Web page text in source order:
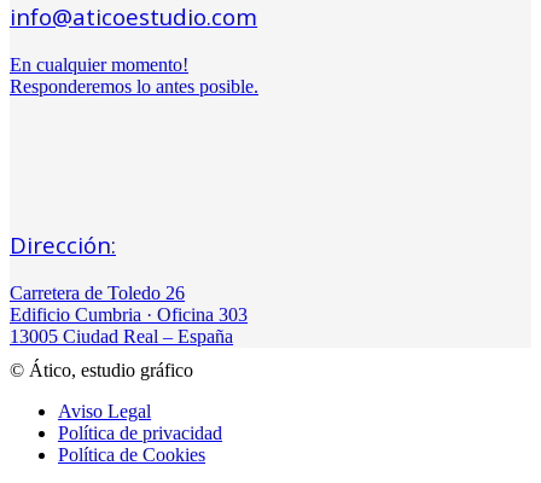
info@aticoestudio.com
En cualquier momento!
Responderemos lo antes posible.
Dirección:
Carretera de Toledo 26
Edificio Cumbria · Oficina 303
13005 Ciudad Real – España
© Ático, estudio gráfico
Aviso Legal
Política de privacidad
Política de Cookies